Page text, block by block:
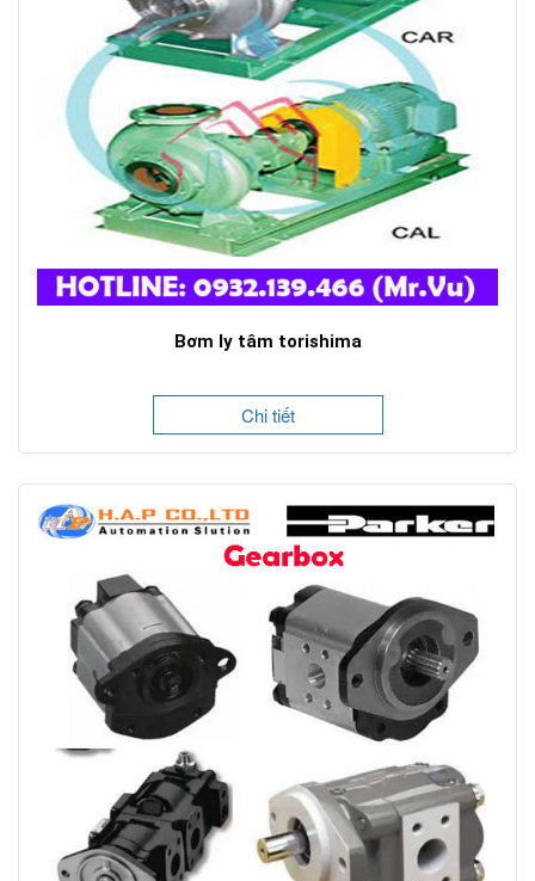
Bơm ly tâm torishima
Chi tiết